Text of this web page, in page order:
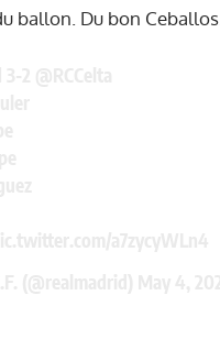
ballon. Du bon Ceballos.